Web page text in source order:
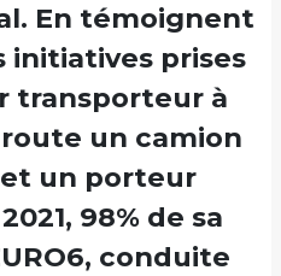
En témoignent
initiatives prises
transporteur à
un camion
et un porteur
98% de sa
conduite